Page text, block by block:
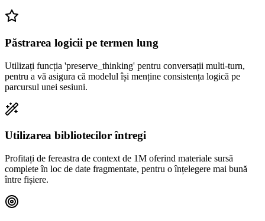
Păstrarea logicii pe termen lung
Utilizați funcția 'preserve_thinking' pentru conversații multi-turn,
pentru a vă asigura că modelul își menține consistența logică pe
parcursul unei sesiuni.
Utilizarea bibliotecilor întregi
Profitați de fereastra de context de 1M oferind materiale sursă
complete în loc de date fragmentate, pentru o înțelegere mai bună
între fișiere.